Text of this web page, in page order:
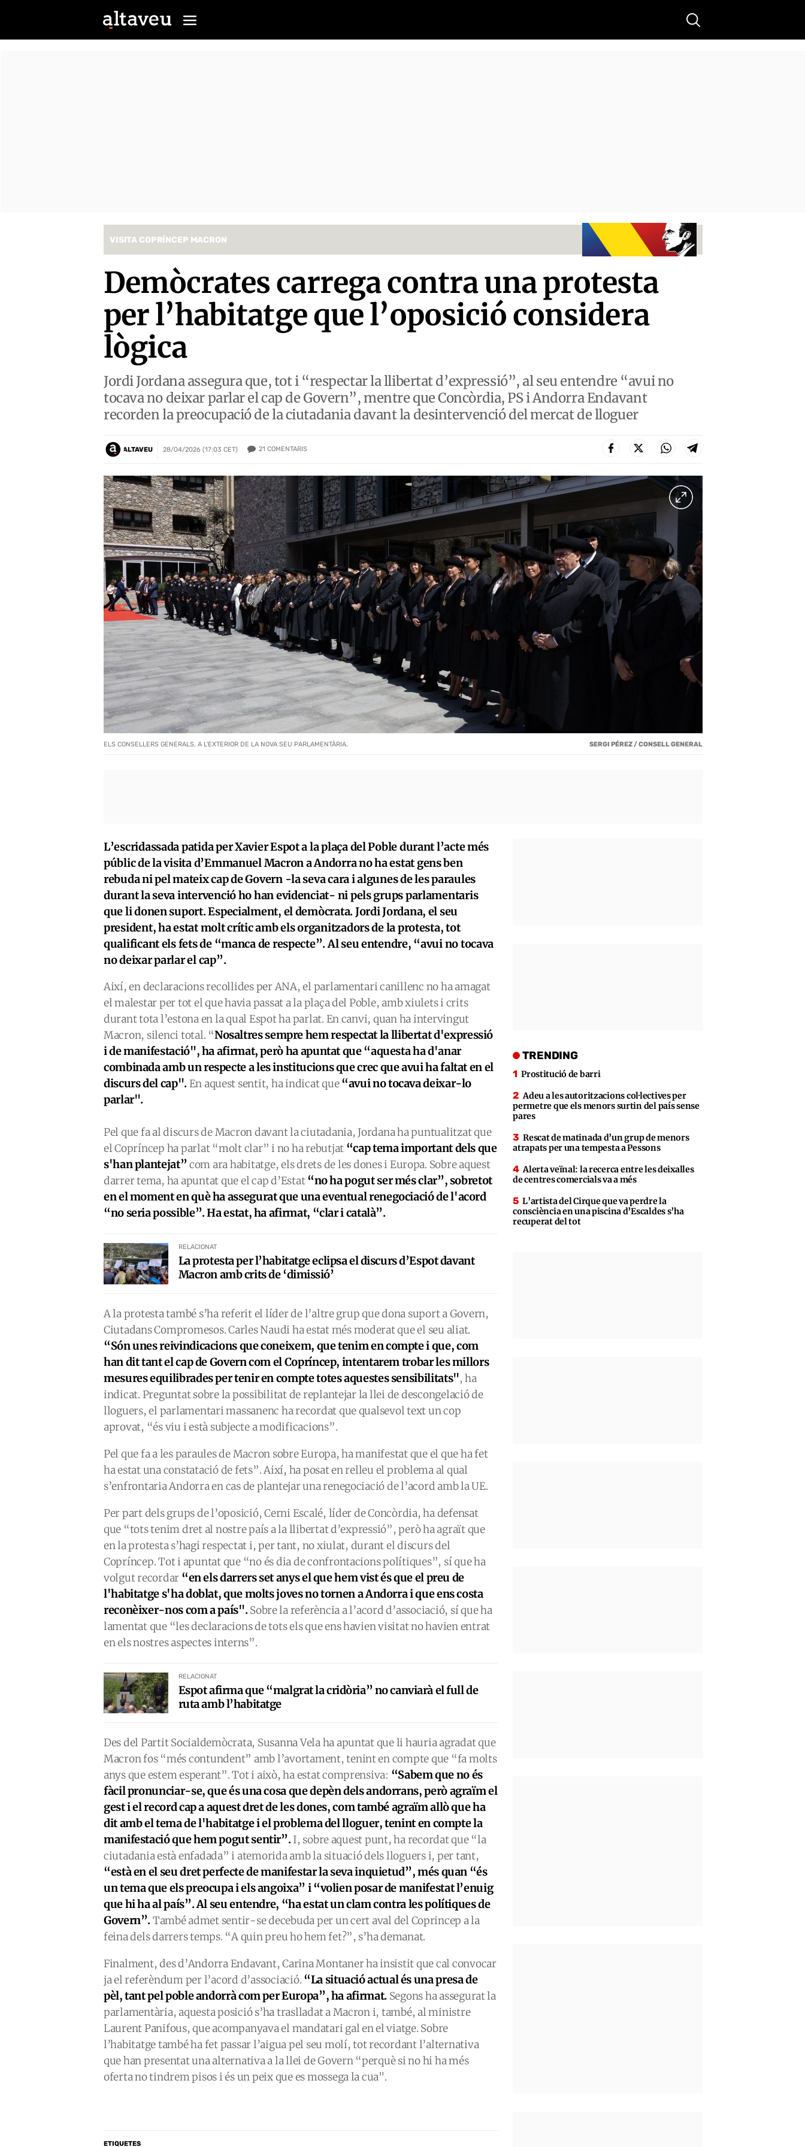
Buscar
VISITA COPRÍNCEP MACRON
Demòcrates carrega contra una protesta
per l’habitatge que l’oposició considera
lògica
Jordi Jordana assegura que, tot i “respectar la llibertat d’expressió”, al seu entendre “avui no
tocava no deixar parlar el cap de Govern”, mentre que Concòrdia, PS i Andorra Endavant
recorden la preocupació de la ciutadania davant la desintervenció del mercat de lloguer
ALTAVEU 28/04/2026 (17:03 CET) 21 COMENTARIS
ELS CONSELLERS GENERALS, A L'EXTERIOR DE LA NOVA SEU PARLAMENTÀRIA. SERGI PÉREZ / CONSELL GENERAL
L’escridassada patida per Xavier Espot a la plaça del Poble durant l’acte més
públic de la visita d’Emmanuel Macron a Andorra no ha estat gens ben
rebuda ni pel mateix cap de Govern -la seva cara i algunes de les paraules
durant la seva intervenció ho han evidenciat- ni pels grups parlamentaris
que li donen suport. Especialment, el demòcrata. Jordi Jordana, el seu
president, ha estat molt crític amb els organitzadors de la protesta, tot
qualificant els fets de “manca de respecte”. Al seu entendre, “avui no tocava
no deixar parlar el cap”.
Així, en declaracions recollides per ANA, el parlamentari canillenc no ha amagat
el malestar per tot el que havia passat a la plaça del Poble, amb xiulets i crits
durant tota l’estona en la qual Espot ha parlat. En canvi, quan ha intervingut
Macron, silenci total. “Nosaltres sempre hem respectat la llibertat d'expressió
i de manifestació",ha afirmat, però ha apuntat que “aquestaha d'anar
combinada amb un respecte a les institucions que crec que avui ha faltat en el
discurs del cap". En aquest sentit, ha indicat que“avui no tocava deixar-lo
parlar".
Pel que fa al discurs de Macron davant la ciutadania, Jordana ha puntualitzat que
el Copríncep ha parlat “molt clar” i no ha rebutjat “cap tema important dels que
s'han plantejat”com ara habitatge, els drets de les dones i Europa. Sobre aquest
darrer tema, ha apuntat que el cap d’Estat “no ha pogut ser més clar”, sobretot
en el moment en què ha assegurat que una eventual renegociació de l'acord
“no seria possible”.Ha estat, ha afirmat, “clar i català”.
RELACIONAT
La protesta per l’habitatge eclipsa el discurs d’Espot davant
Macron amb crits de ‘dimissió’
A la protesta també s’ha referit el líder de l’altre grup que dona suport a Govern,
Ciutadans Compromesos. Carles Naudi ha estat més moderat que el seu aliat.
“Són unes reivindicacions que coneixem, que tenim en compte i que, com
han dit tant el cap de Govern com elCopríncep, intentarem trobar les millors
mesures equilibrades per tenir en compte totes aquestes sensibilitats", ha
indicat. Preguntat sobre la possibilitat de replantejar la llei de descongelació de
lloguers, el parlamentari massanenc ha recordat que qualsevol text un cop
aprovat, “és viu i està subjecte a modificacions”.
Pel que fa a les paraules de Macron sobre Europa, ha manifestat que el que ha fet
ha estat una constatació de fets”. Així, ha posat en relleu el problema al qual
s’enfrontaria Andorra en cas de plantejar una renegociació de l’acord amb la UE.
Per part dels grups de l’oposició, Cerni Escalé, líder de Concòrdia, ha defensat
que “tots tenim dret al nostre país a la llibertat d’expressió”, però ha agraït que
en la protesta s’hagi respectat i, per tant, no xiulat, durant el discurs del
Copríncep. Tot i apuntat que “no és dia de confrontacions polítiques”, sí que ha
volgut recordar “en els darrers set anys el que hem vist és que el preu de
l'habitatge s'ha doblat, que molts joves no tornen a Andorra i que ens costa
reconèixer-nos com a país".Sobre la referència a l’acord d’associació, sí que ha
lamentat que “les declaracions de tots els que ens havien visitat no havien entrat
en els nostres aspectes interns”.
RELACIONAT
Espot afirma que “malgrat la cridòria” no canviarà el full de
ruta amb l’habitatge
Des del Partit Socialdemòcrata, Susanna Vela ha apuntat que li hauria agradat que
Macron fos “més contundent” amb l’avortament, tenint en compte que “fa molts
anys que estem esperant”. Tot i això, ha estat comprensiva: “Sabem que no és
fàcil pronunciar-se, que és una cosa que depèn dels andorrans, però agraïm el
gest i el record cap a aquest dret de les dones, com també agraïm allò que ha
dit amb el tema de l'habitatge i el problema del lloguer, tenint en compte la
manifestació que hem pogut sentir”.I, sobre aquest punt, ha recordat que “la
ciutadania està enfadada” i atemorida amb la situació dels lloguers i, per tant,
“està en el seu dret perfecte de manifestar la seva inquietud”, més quan “és
un tema que els preocupa i els angoixa” i “volien posar de manifestat l’enuig
que hi ha al país”. Al seu entendre, “ha estat un clam contra les polítiques de
Govern”.També admet sentir-se decebuda per un cert aval del Coprincep a la
feina dels darrers temps. “A quin preu ho hem fet?”, s’ha demanat.
Finalment, des d’Andorra Endavant, Carina Montaner ha insistit que cal convocar
ja el referèndum per l’acord d’associació. “La situació actual és una presa de
pèl, tant pel poble andorrà com per Europa”, ha afirmat.Segons ha assegurat la
parlamentària, aquesta posició s’ha traslladat a Macron i, també, al ministre
Laurent Panifous, que acompanyava el mandatari gal en el viatge. Sobre
l’habitatge també ha fet passar l’aigua pel seu molí, tot recordant l’alternativa
que han presentat una alternativa a la llei de Govern “perquè si no hi ha més
oferta no tindrem pisos i és un peix que es mossega la cua".
ETIQUETES
TRENDING
Prostitució de barri
Adeu a les autoritzacions col·lectives per
permetre que els menors surtin del país sense
pares
Rescat de matinada d’un grup de menors
atrapats per una tempesta a Pessons
Alerta veïnal: la recerca entre les deixalles
de centres comercials va a més
L’artista del Cirque que va perdre la
consciència en una piscina d’Escaldes s’ha
recuperat del tot